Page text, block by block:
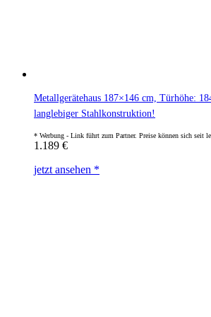
Metallgerätehaus 187×146 cm, Türhöhe:
langlebiger Stahlkonstruktion!
1.189 €
jetzt ansehen *